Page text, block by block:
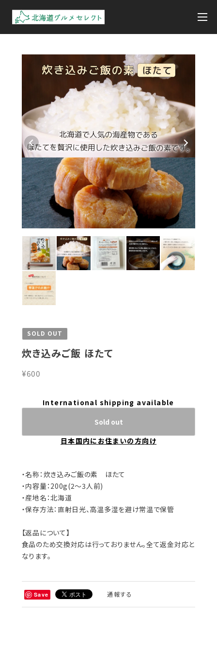
SOLD OUT
炊き込みご飯 ほたて
¥600
International shipping available
Sold out
日本国内にお住まいの方向け
・名称：炊き込みご飯の素 ほたて
・内容量：200g(2～3人前)
・産地名：北海道
・保存方法：直射日光、高温多湿を避け常温で保管
【返品について】
食品のため交換対応は行っておりません。全て返金対応と
なります。
Save 通報する